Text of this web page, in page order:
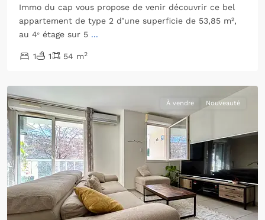
Immo du cap vous propose de venir découvrir ce bel
appartement de type 2 d’une superficie de 53,85 m²,
au 4ᵉ étage sur 5 ...
1 1 54 m2
arrondissement,
À vendre Nouveauté